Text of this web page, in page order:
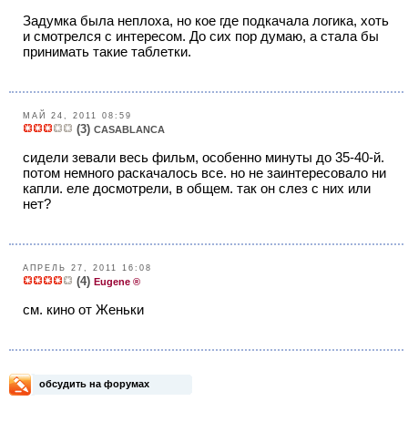
Задумка была неплоха, но кое где подкачала логика, хоть
и смотрелся с интересом. До сих пор думаю, а стала бы
принимать такие таблетки.
МАЙ 24, 2011 08:59
(3) CASABLANCA
сидели зевали весь фильм, особенно минуты до 35-40-й.
потом немного раскачалось все. но не заинтересовало ни
капли. еле досмотрели, в общем. так он слез с них или
нет?
АПРЕЛЬ 27, 2011 16:08
(4) Eugene ®
см. кино от Женьки
обсудить на форумах